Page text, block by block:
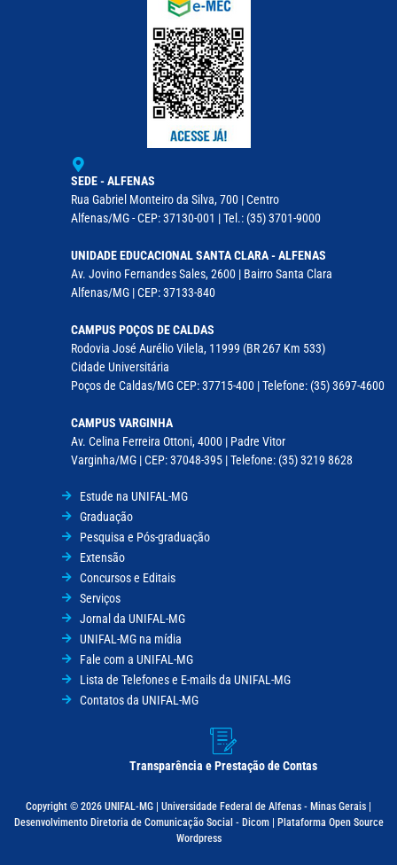
SEDE - ALFENAS
Rua Gabriel Monteiro da Silva, 700 | Centro
Alfenas/MG - CEP: 37130-001 | Tel.: (35) 3701-9000
UNIDADE EDUCACIONAL SANTA CLARA - ALFENAS
Av. Jovino Fernandes Sales, 2600 | Bairro Santa Clara
Alfenas/MG | CEP: 37133-840
CAMPUS POÇOS DE CALDAS
Rodovia José Aurélio Vilela, 11999 (BR 267 Km 533)
Cidade Universitária
Poços de Caldas/MG CEP: 37715-400 | Telefone: (35) 3697-4600
CAMPUS VARGINHA
Av. Celina Ferreira Ottoni, 4000 | Padre Vitor
Varginha/MG | CEP: 37048-395 | Telefone: (35) 3219 8628
Estude na UNIFAL-MG
Graduação
Pesquisa e Pós-graduação
Extensão
Concursos e Editais
Serviços
Jornal da UNIFAL-MG
UNIFAL-MG na mídia
Fale com a UNIFAL-MG
Lista de Telefones e E-mails da UNIFAL-MG
Contatos da UNIFAL-MG
Transparência e Prestação de Contas
Copyright © 2026 UNIFAL-MG | Universidade Federal de Alfenas - Minas Gerais |
Desenvolvimento Diretoria de Comunicação Social - Dicom | Plataforma Open Source
Wordpress